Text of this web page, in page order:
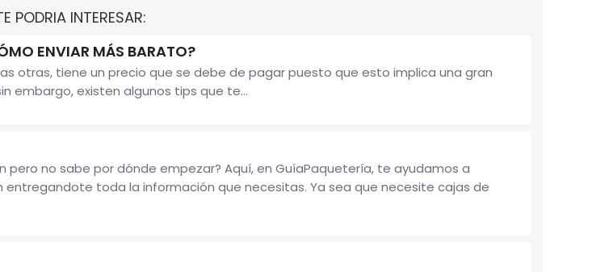
PODRIA INTERESAR:
ENVIAR MÁS BARATO?
otras, tiene un precio que se debe de pagar puesto que esto implica una gran
embargo, existen algunos tips que te...
no sabe por dónde empezar? Aquí, en GuíaPaquetería, te ayudamos a
toda la información que necesitas. Ya sea que necesite cajas de